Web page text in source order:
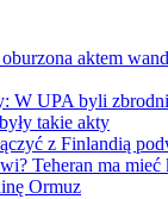
aktem
W UPA byli
takie akty
z Finlandią
Teheran ma mieć
Ormuz